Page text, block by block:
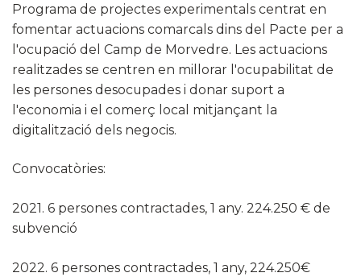
Programa de projectes experimentals centrat en
fomentar actuacions comarcals dins del Pacte per a
l'ocupació del Camp de Morvedre. Les actuacions
realitzades se centren en millorar l'ocupabilitat de
les persones desocupades i donar suport a
l'economia i el comerç local mitjançant la
digitalització dels negocis.
Convocatòries:
2021. 6 persones contractades, 1 any. 224.250 € de
subvenció
2022. 6 persones contractades, 1 any, 224.250€